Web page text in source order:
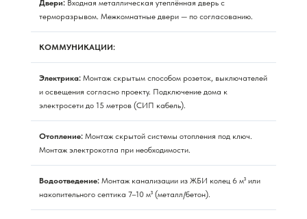
Двери: Входная металлическая утеплённая дверь с
терморазрывом. Межкомнатные двери — по согласованию.
КОММУНИКАЦИИ:
Электрика: Монтаж скрытым способом розеток, выключателей
и освещения согласно проекту. Подключение дома к
электросети до 15 метров (СИП кабель).
Отопление: Монтаж скрытой системы отопления под ключ.
Монтаж электрокотла при необходимости.
Водоотведение: Монтаж канализации из ЖБИ колец 6 м³ или
накопительного септика 7–10 м³ (металл/бетон).